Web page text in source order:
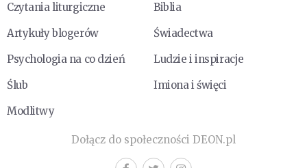
Czytania liturgiczne
Biblia
Artykuły blogerów
Świadectwa
Psychologia na co dzień
Ludzie i inspiracje
Ślub
Imiona i święci
Modlitwy
Dołącz do społeczności DEON.pl